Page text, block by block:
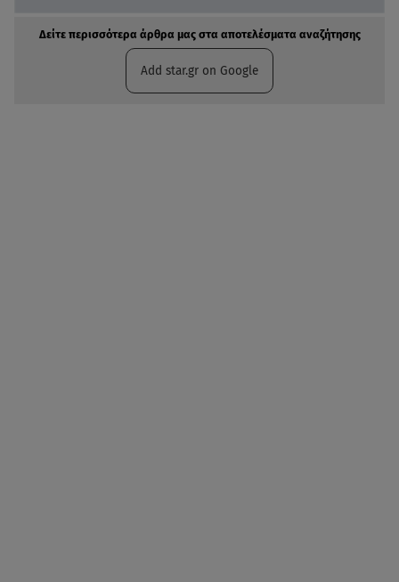
Δείτε περισσότερα άρθρα μας στα αποτελέσματα αναζήτησης
Add star.gr on Google